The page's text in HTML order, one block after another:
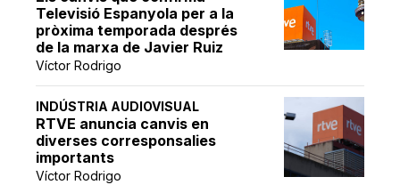
Televisió Espanyola per a la
pròxima temporada després
de la marxa de Javier Ruiz
Víctor Rodrigo
INDÚSTRIA AUDIOVISUAL
RTVE anuncia canvis en
diverses corresponsalies
importants
Víctor Rodrigo